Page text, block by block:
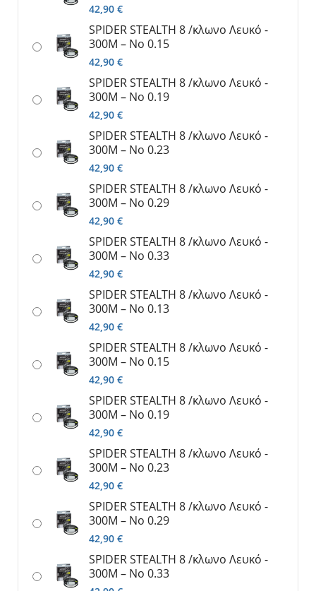
42,90 €
SPIDER SΤΕΑLTH 8 /κλωνο Λευκό -
300M – No 0.15
42,90 €
SPIDER SΤΕΑLTH 8 /κλωνο Λευκό -
300M – No 0.19
42,90 €
SPIDER SΤΕΑLTH 8 /κλωνο Λευκό -
300M – No 0.23
42,90 €
SPIDER SΤΕΑLTH 8 /κλωνο Λευκό -
300M – No 0.29
42,90 €
SPIDER SΤΕΑLTH 8 /κλωνο Λευκό -
300M – No 0.33
42,90 €
SPIDER SΤΕΑLTH 8 /κλωνο Λευκό -
300M – No 0.13
42,90 €
SPIDER SΤΕΑLTH 8 /κλωνο Λευκό -
300M – No 0.15
42,90 €
SPIDER SΤΕΑLTH 8 /κλωνο Λευκό -
300M – No 0.19
42,90 €
SPIDER SΤΕΑLTH 8 /κλωνο Λευκό -
300M – No 0.23
42,90 €
SPIDER SΤΕΑLTH 8 /κλωνο Λευκό -
300M – No 0.29
42,90 €
SPIDER SΤΕΑLTH 8 /κλωνο Λευκό -
300M – No 0.33